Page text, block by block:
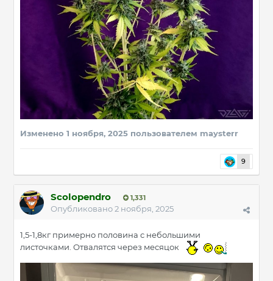
Изменено 1 ноября, 2025 пользователем maysterr
9
Scolopendro 1,331
Опубликовано2 ноября, 2025
1,5-1,8кг примерно половина с небольшими
листочками. Отвалятся через месяцок